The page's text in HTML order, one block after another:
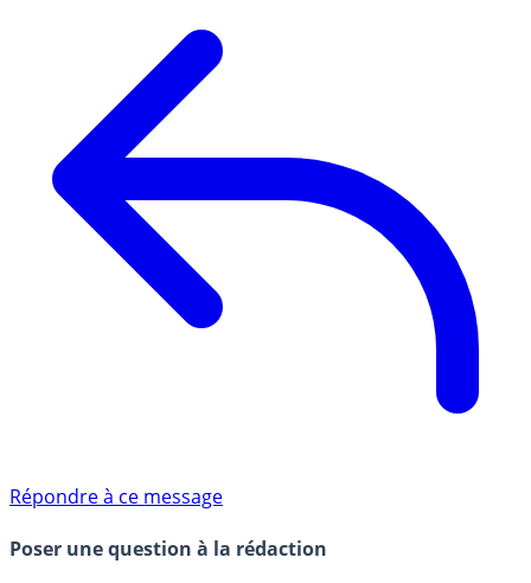
Répondre à ce message
Poser une question à la rédaction